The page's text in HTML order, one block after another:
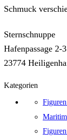
Schmuck
Sternschnuppe
Hafenpassage 2-3
23774
Kategorien